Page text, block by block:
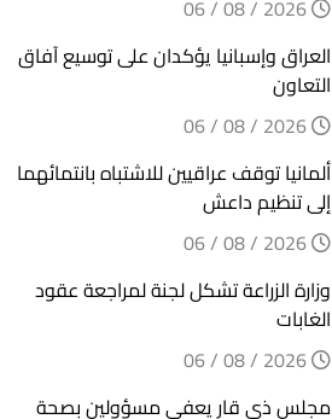
العراق وإسبانيا يؤكدان على توسيع آفاق
التعاون
ألمانيا توقف عراقيين للاشتباه بانتمائهما
إلى تنظيم داعش
وزارة الزراعة تشكل لجنة لمراجعة عقود
الغابات
مجلس ذي قار يعفي مسؤولين بصحة